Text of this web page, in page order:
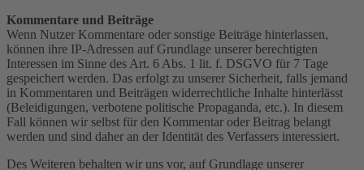
Kommentare und Beiträge
Wenn Nutzer Kommentare oder sonstige Beiträge hinterlassen,
können ihre IP-Adressen auf Grundlage unserer berechtigten
Interessen im Sinne des Art. 6 Abs. 1 lit. f. DSGVO für 7 Tage
gespeichert werden. Das erfolgt zu unserer Sicherheit, falls jemand
in Kommentaren und Beiträgen widerrechtliche Inhalte hinterlässt
(Beleidigungen, verbotene politische Propaganda, etc.). In diesem
Fall können wir selbst für den Kommentar oder Beitrag belangt
werden und sind daher an der Identität des Verfassers interessiert.
Des Weiteren behalten wir uns vor, auf Grundlage unserer